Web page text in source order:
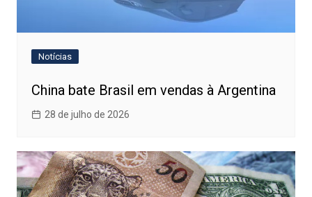
Notícias
China bate Brasil em vendas à Argentina
28 de julho de 2026